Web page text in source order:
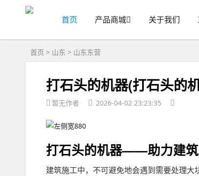
首页 产品商城 关于我们
首页 > 山东 > 山东东营
打石头的机器(打石头的
暂无作者 2026-04-02 23:23:35
打石头的机器——助力建
建筑施工中，不可避免地会遇到需要处理大